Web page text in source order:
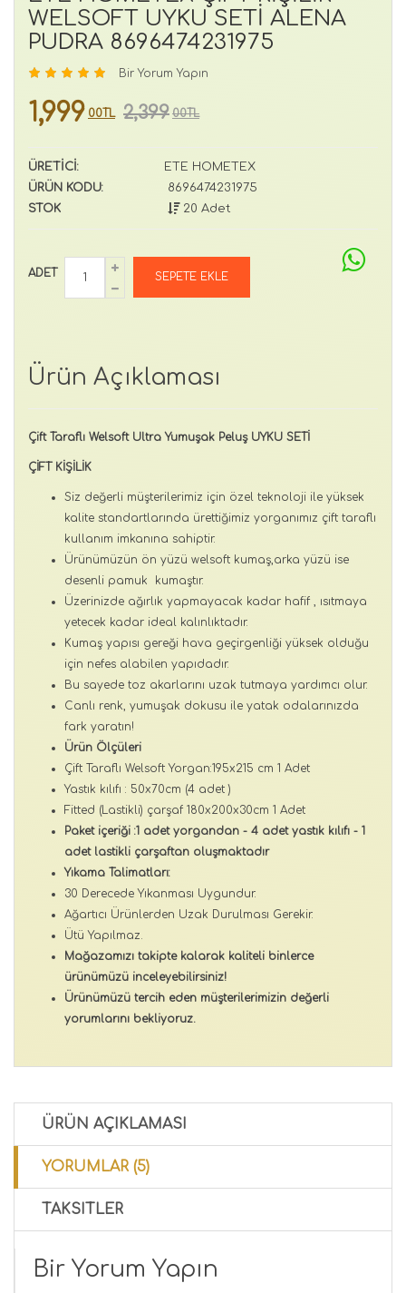
WELSOFT UYKU SETİ ALENA
PUDRA 8696474231975
Bir Yorum Yapın
1,999 00TL 2,399 00TL
ÜRETİCİ:
ETE HOMETEX
ÜRÜN KODU:
8696474231975
STOK
20 Adet
ADET
Ürün Açıklaması
Çift Taraflı Welsoft Ultra Yumuşak Peluş UYKU SETİ
ÇİFT KİŞİLİK
Siz değerli müşterilerimiz için özel teknoloji ile yüksek
kalite standartlarında ürettiğimiz yorganımız çift taraflı
kullanım imkanına sahiptir.
Ürünümüzün ön yüzü welsoft kumaş,arka yüzü ise
desenli pamuk kumaştır.
Üzerinizde ağırlık yapmayacak kadar hafif , ısıtmaya
yetecek kadar ideal kalınlıktadır.
Kumaş yapısı gereği hava geçirgenliği yüksek olduğu
için nefes alabilen yapıdadır.
Bu sayede toz akarlarını uzak tutmaya yardımcı olur.
Canlı renk, yumuşak dokusu ile yatak odalarınızda
fark yaratın!
Ürün Ölçüleri
Çift Taraflı Welsoft Yorgan:195x215 cm 1 Adet
Yastık kılıfı : 50x70cm (4 adet )
Fitted (Lastikli) çarşaf 180x200x30cm 1 Adet
Paket içeriği :1 adet yorgandan - 4 adet yastık kılıfı - 1
adet lastikli çarşaftan oluşmaktadır
Yıkama Talimatları:
30 Derecede Yıkanması Uygundur.
Ağartıcı Ürünlerden Uzak Durulması Gerekir.
Ütü Yapılmaz.
Mağazamızı takipte kalarak kaliteli binlerce
ürünümüzü inceleyebilirsiniz!
Ürünümüzü tercih eden müşterilerimizin değerli
yorumlarını bekliyoruz.
ÜRÜN AÇIKLAMASI
YORUMLAR (5)
TAKSITLER
Bir Yorum Yapın